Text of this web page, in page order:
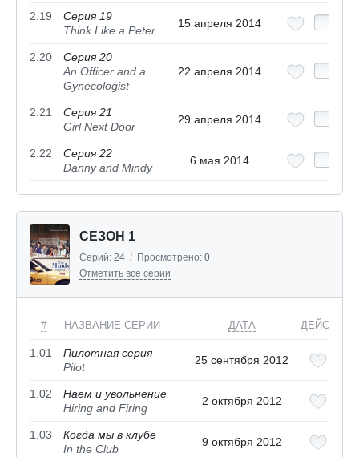
2.19
Серия 19
Think Like a Peter
15 апреля 2014
2.20
Серия 20
An Officer and a
Gynecologist
22 апреля 2014
2.21
Серия 21
Girl Next Door
29 апреля 2014
2.22
Серия 22
Danny and Mindy
6 мая 2014
СЕЗОН 1
Серий: 24 / Просмотрено: 0
Отметить все серии
# НАЗВАНИЕ СЕРИИ ДАТА ДЕЙСТВИЯ
1.01
Пилотная серия
Pilot
25 сентября 2012
1.02
Наем и увольнение
Hiring and Firing
2 октября 2012
1.03
Когда мы в клубе
In the Club
9 октября 2012